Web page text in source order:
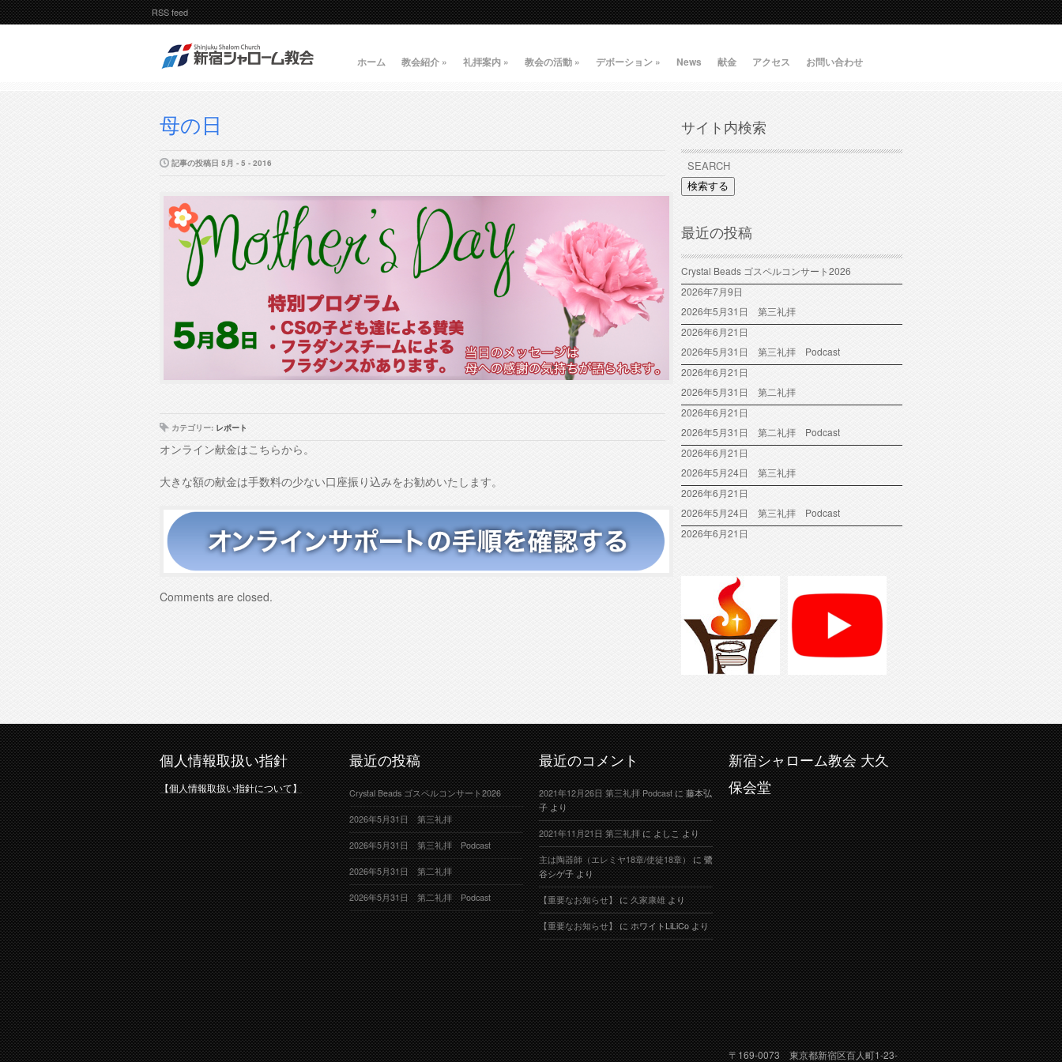
RSS feed
ホーム 教会紹介 » 礼拝案内 » 教会の活動 » デボーション » News 献金 アクセス お問い合わせ
母の日
記事の投稿日 5月 - 5 - 2016
カテゴリー: レポート
オンライン献金はこちらから。
大きな額の献金は手数料の少ない口座振り込みをお勧めいたします。
Comments are closed.
サイト内検索
検索する
最近の投稿
Crystal Beads ゴスペルコンサート2026
2026年7月9日
2026年5月31日 第三礼拝
2026年6月21日
2026年5月31日 第三礼拝 Podcast
2026年6月21日
2026年5月31日 第二礼拝
2026年6月21日
2026年5月31日 第二礼拝 Podcast
2026年6月21日
2026年5月24日 第三礼拝
2026年6月21日
2026年5月24日 第三礼拝 Podcast
2026年6月21日
個人情報取扱い指針
【個人情報取扱い指針について】
最近の投稿
Crystal Beads ゴスペルコンサート2026
2026年5月31日 第三礼拝
2026年5月31日 第三礼拝 Podcast
2026年5月31日 第二礼拝
2026年5月31日 第二礼拝 Podcast
最近のコメント
2021年12月26日 第三礼拝 Podcastに藤本弘
子より
2021年11月21日 第三礼拝によしこより
主は陶器師（エレミヤ18章/使徒18章）に鷺
谷シゲ子より
【重要なお知らせ】に久家康雄より
【重要なお知らせ】にホワイトLiLiCoより
新宿シャローム教会 大久
保会堂
〒169-0073 東京都新宿区百人町1-23-